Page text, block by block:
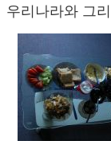
우리나라와 그